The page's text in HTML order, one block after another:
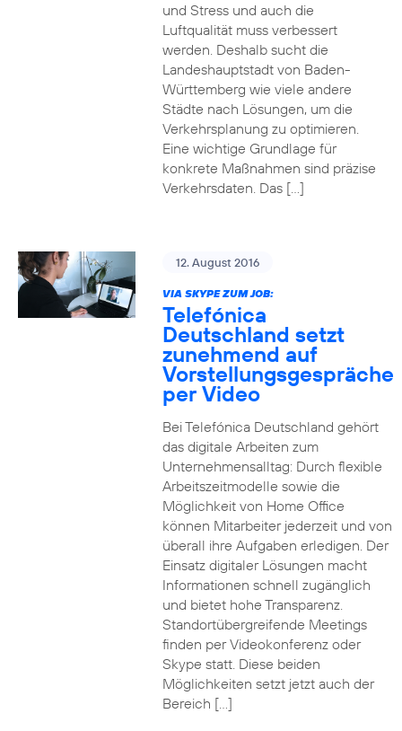
und Stress und auch die
Luftqualität muss verbessert
werden. Deshalb sucht die
Landeshauptstadt von Baden-
Württemberg wie viele andere
Städte nach Lösungen, um die
Verkehrsplanung zu optimieren.
Eine wichtige Grundlage für
konkrete Maßnahmen sind präzise
Verkehrsdaten. Das […]
12. August 2016
VIA SKYPE ZUM JOB:
Telefónica
Deutschland setzt
zunehmend auf
Vorstellungsgespräche
per Video
Bei Telefónica Deutschland gehört
das digitale Arbeiten zum
Unternehmensalltag: Durch flexible
Arbeitszeitmodelle sowie die
Möglichkeit von Home Office
können Mitarbeiter jederzeit und von
überall ihre Aufgaben erledigen. Der
Einsatz digitaler Lösungen macht
Informationen schnell zugänglich
und bietet hohe Transparenz.
Standortübergreifende Meetings
finden per Videokonferenz oder
Skype statt. Diese beiden
Möglichkeiten setzt jetzt auch der
Bereich […]